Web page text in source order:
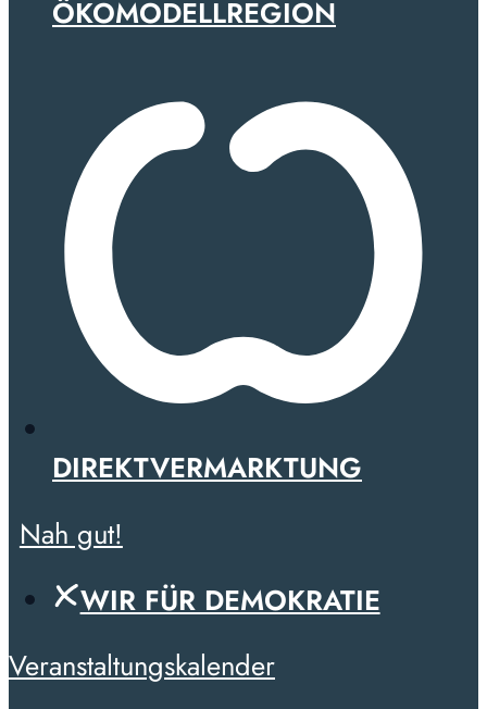
ÖKOMODELLREGION
DIREKTVERMARKTUNG
Nah gut!
WIR FÜR DEMOKRATIE
Veranstaltungskalender